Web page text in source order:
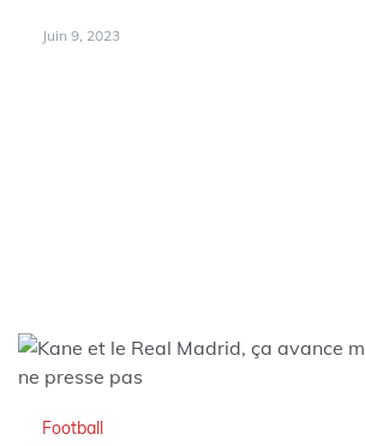
Juin 9, 2023
Football